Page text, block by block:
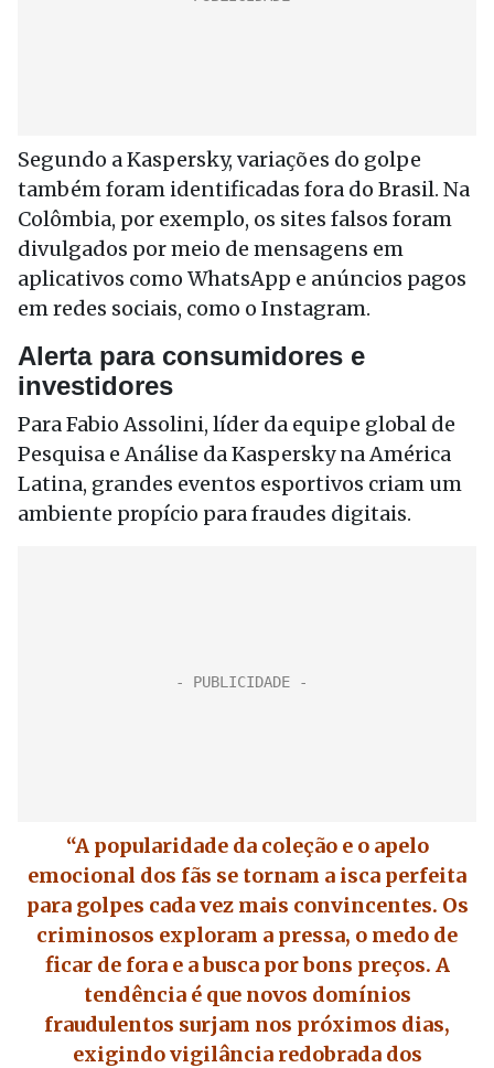
Segundo a Kaspersky, variações do golpe
também foram identificadas fora do Brasil. Na
Colômbia, por exemplo, os sites falsos foram
divulgados por meio de mensagens em
aplicativos como WhatsApp e anúncios pagos
em redes sociais, como o Instagram.
Alerta para consumidores e
investidores
Para Fabio Assolini, líder da equipe global de
Pesquisa e Análise da Kaspersky na América
Latina, grandes eventos esportivos criam um
ambiente propício para fraudes digitais.
“A popularidade da coleção e o apelo
emocional dos fãs se tornam a isca perfeita
para golpes cada vez mais convincentes. Os
criminosos exploram a pressa, o medo de
ficar de fora e a busca por bons preços. A
tendência é que novos domínios
fraudulentos surjam nos próximos dias,
exigindo vigilância redobrada dos